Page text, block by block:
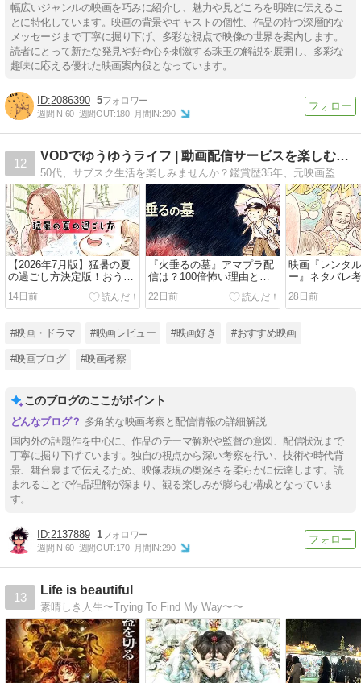
幅広いジャンルの映画を巧みに紹介し、魅力や見どころを明確に伝えるこ
とに特化しています。映画の背景やキャストの個性、作品の持つ深層的な
メッセージまで丁寧に掘り下げ、多彩な視点で映像の世界を案内します。
読者にとって新たな発見や好奇心を刺激する珠玉の解説を展開し、多彩な
趣味に応える優れた映画案内役となっています。
2086390 5
週間IN:60 週間OUT:180 月間IN:290
12
VODでゆうゆうライフ | 動画配信サービスを楽しむサイト
50代、サブスク生活を楽しみませんか？鑑賞歴35年、元映画監督の妻との会話をヒントに、心に残る映画やドラマ、各配信サービスの特徴を穏やかに綴っています。年間800時間の視聴記録が、同世代の方への快適な動画ライフのヒントになれば嬉しいです。
【2026年7月版】猛暑の夏
の過ごし方決定版！おうち
時間が劇的に変わる動画配
信サービス比較と視聴ガイ
14日前
『火垂るの墓』アマプラ配
信は？100倍怖い理由と
3000円の謎
22日前
映画『レンタ
ー』ネタバレ
配信はどこで
28日前
#映画・ドラマ #映画レビュー #映画好き #おすすめ映画
#映画ブログ #映画考察
このブログのここがポイント
多角的な映画考察と配信情報の詳細解説
国内外の話題作を中心に、作品のテーマ解釈や監督の意図、配信状況まで
丁寧に掘り下げています。独自の視点から深い考察を行い、技術や時代背
景、舞台裏まで伝えるため、映像表現の奥深さを柔らかに伝達します。読
まれることで作品理解が深まり、観る楽しみが膨らむ構成となっていま
す。
2137889 1
週間IN:60 週間OUT:170 月間IN:290
13
Life is beautiful
素晴しき人生〜Trying To Find My Way〜〜